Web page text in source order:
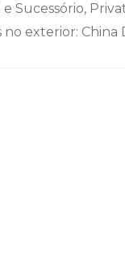
Sucessório,
exterior: China